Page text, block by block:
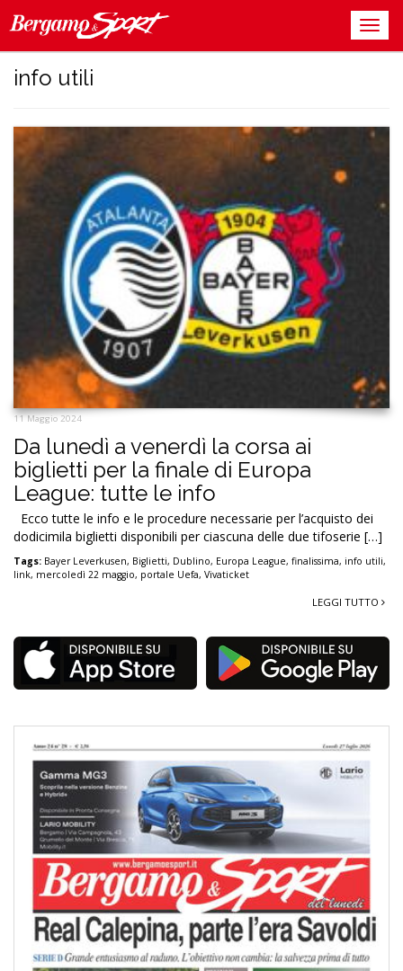
info utili
11 Maggio 2024
Da lunedì a venerdì la corsa ai
biglietti per la finale di Europa
League: tutte le info
Ecco tutte le info e le procedure necessarie per l’acquisto dei
dodicimila biglietti disponibili per ciascuna delle due tifoserie […]
Tags: Bayer Leverkusen, Biglietti, Dublino, Europa League, finalissima, info utili,
link, mercoledì 22 maggio, portale Uefa, Vivaticket
LEGGI TUTTO